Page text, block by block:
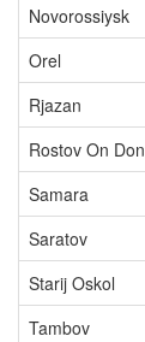
Novorossiysk
Orel
Rjazan
Rostov On Don
Samara
Saratov
Starij Oskol
Tambov